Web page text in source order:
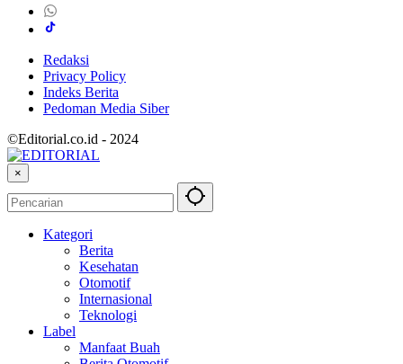
Redaksi
Privacy Policy
Indeks Berita
Pedoman Media Siber
©Editorial.co.id - 2024
×
Kategori
Berita
Kesehatan
Otomotif
Internasional
Teknologi
Label
Manfaat Buah